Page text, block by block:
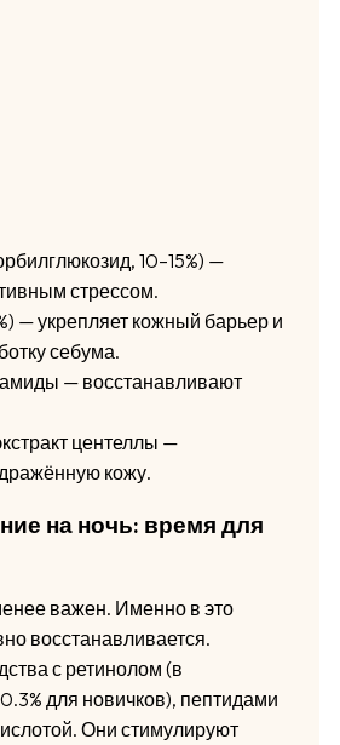
10–15%) —
стрессом.
— укрепляет кожный барьер и
себума.
— восстанавливают
центеллы —
кожу.
на ночь: время для
важен. Именно в это
восстанавливается.
с ретинолом (в
для новичков), пептидами
Они стимулируют